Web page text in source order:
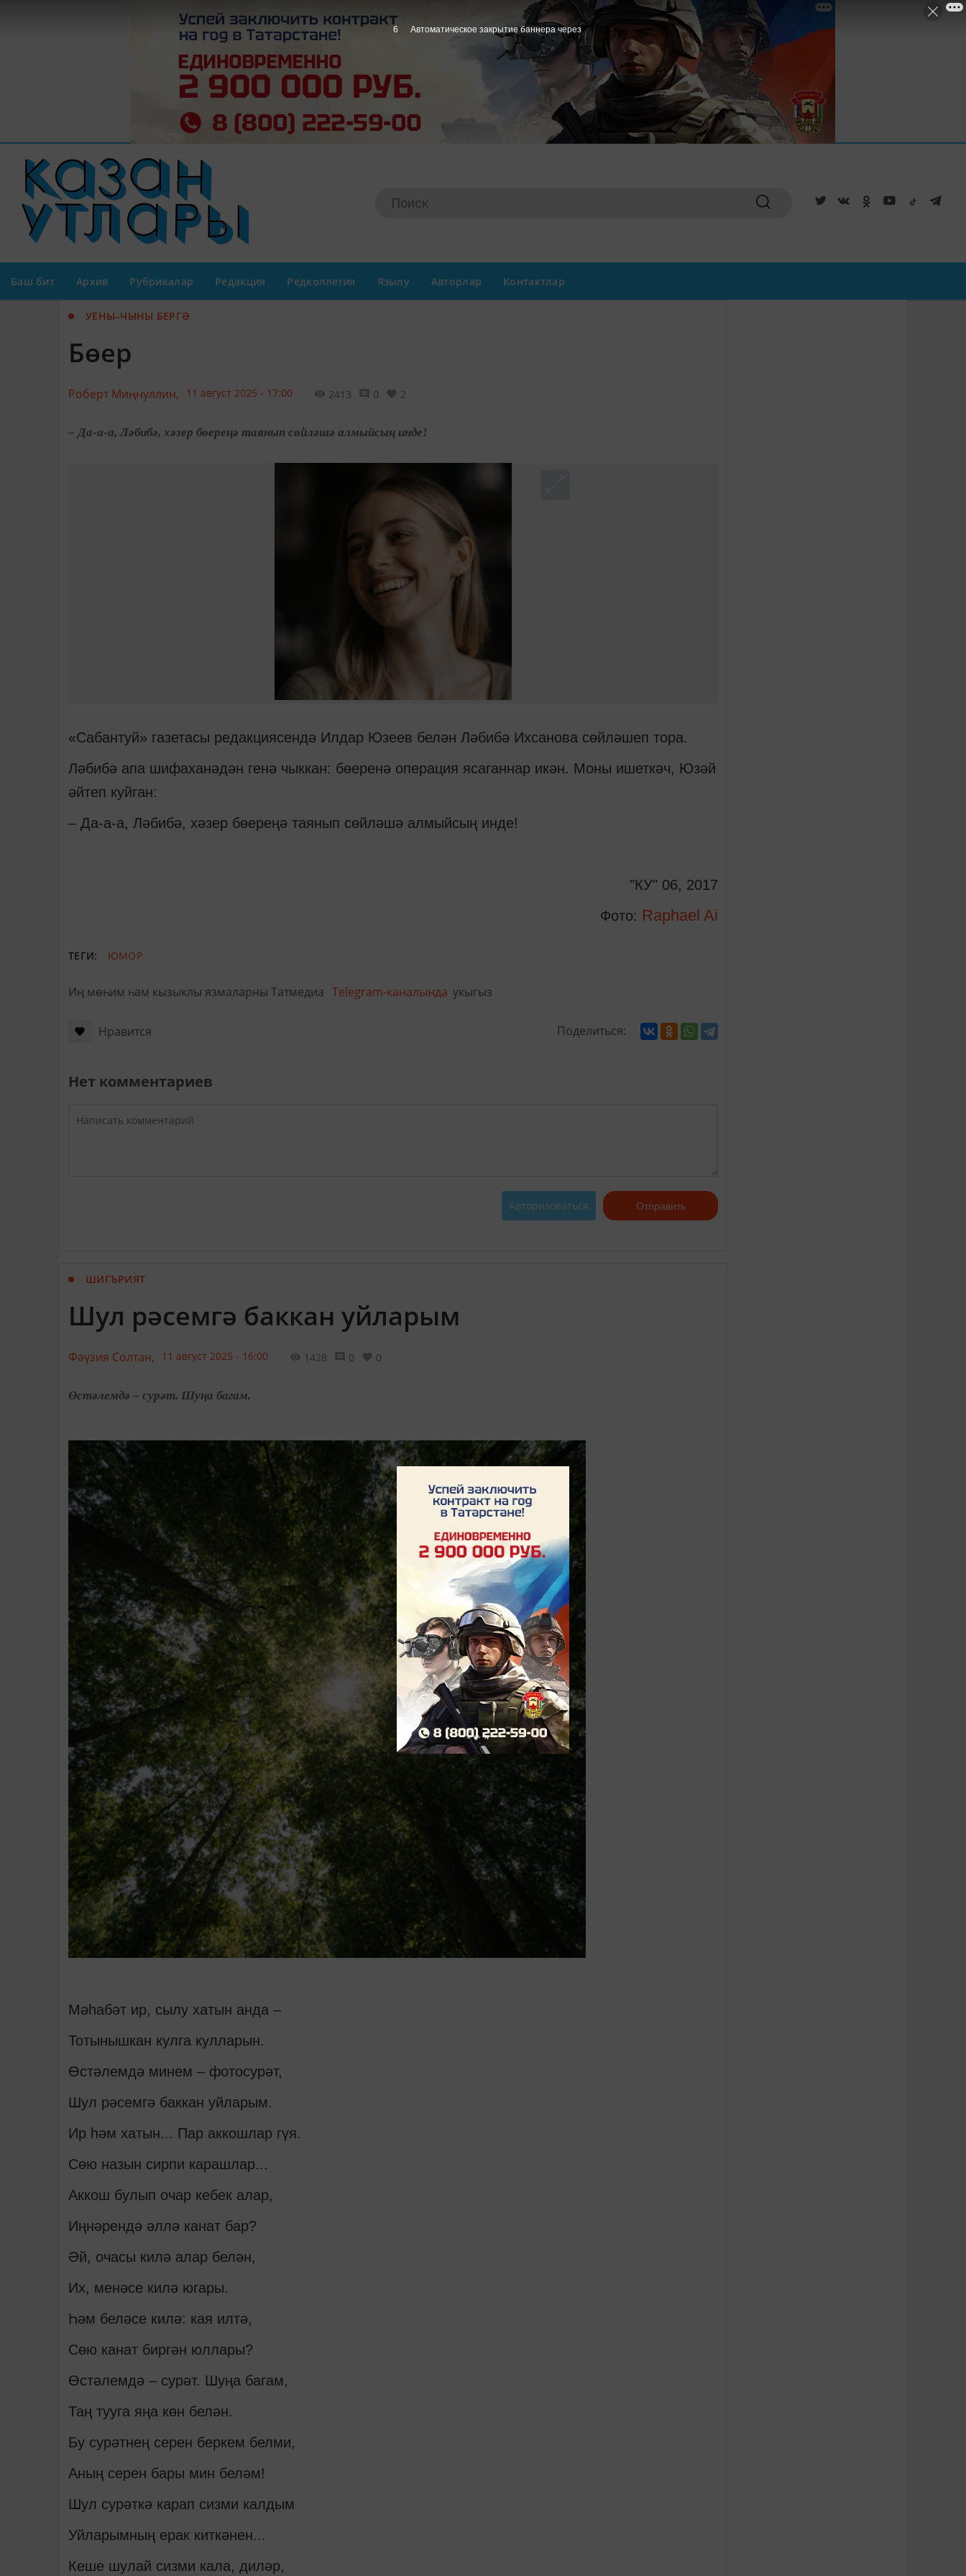
Баш бит Архив Рубрикалар Редакция Редколлегия Язылу Авторлар Контактлар
УЕНЫ–ЧЫНЫ БЕРГӘ
Бөер
Роберт Миңнуллин, 11 август 2025 - 17:00 2413 0 2
– Да-а-а, Ләбибә, хәзер бөереңә таянып сөйләшә алмыйсың инде!
«Сабантуй» газетасы редакциясендә Илдар Юзеев белән Ләбибә Ихсанова сөйләшеп тора.
Ләбибә апа шифаханәдән генә чыккан: бөеренә операция ясаганнар икән. Моны ишеткәч, Юзәй
әйтеп куйган:
– Да-а-а, Ләбибә, хәзер бөереңә таянып сөйләшә алмыйсың инде!
"КУ" 06, 2017
Фото: Raphael Ai
ТЕГИ: ЮМОР
Иң мөһим һәм кызыклы язмаларны Татмедиа Telegram-каналында укыгыз
Нравится Поделиться:
Нет комментариев
Авторизоваться Отправить
ШИГЪРИЯТ
Шул рәсемгә баккан уйларым
Фәүзия Солтан, 11 август 2025 - 16:00 1428 0 0
Өстәлемдә – сурәт. Шуңа багам.
Мәһабәт ир, сылу хатын анда –
Тотынышкан кулга кулларын.
Өстәлемдә минем – фотосурәт,
Шул рәсемгә баккан уйларым.
Ир һәм хатын... Пар аккошлар гүя.
Сөю назын сирпи карашлар...
Аккош булып очар кебек алар,
Иңнәрендә әллә канат бар?
Әй, очасы килә алар белән,
Их, менәсе килә югары.
Һәм беләсе килә: кая илтә,
Сөю канат биргән юллары?
Өстәлемдә – сурәт. Шуңа багам,
Таң тууга яңа көн белән.
Бу сурәтнең серен беркем белми,
Аның серен бары мин беләм!
Шул сурәткә карап сизми калдым
Уйларымның ерак киткәнен...
Кеше шулай сизми кала, диләр,
4 Автоматическое закрытие баннера через